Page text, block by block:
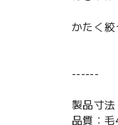
かたく
------
製品寸
品質：